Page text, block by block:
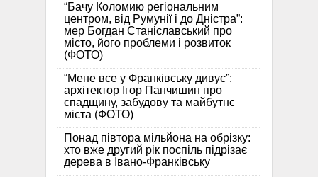
“Бачу Коломию регіональним
центром, від Румунії і до Дністра”:
мер Богдан Станіславський про
місто, його проблеми і розвиток
(ФОТО)
“Мене все у Франківську дивує”:
архітектор Ігор Панчишин про
спадщину, забудову та майбутнє
міста (ФОТО)
Понад півтора мільйона на обрізку:
хто вже другий рік поспіль підрізає
дерева в Івано-Франківську